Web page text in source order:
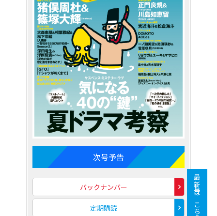
次号予告
バックナンバー
定期購読 最新号はこちら